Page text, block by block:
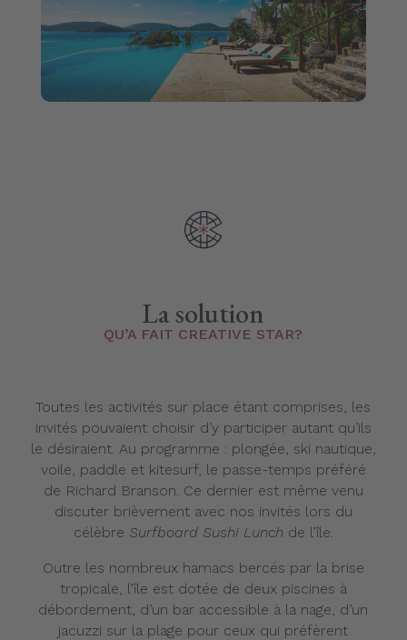
La solution
QU’A FAIT CREATIVE STAR?
Toutes les activités sur place étant comprises, les
invités pouvaient choisir d’y participer autant qu’ils
le désiraient. Au programme : plongée, ski nautique,
voile, paddle et kitesurf, le passe-temps préféré
de Richard Branson. Ce dernier est même venu
discuter brièvement avec nos invités lors du
célèbre Surfboard Sushi Lunch de l’île.
Outre les nombreux hamacs bercés par la brise
tropicale, l’île est dotée de deux piscines à
débordement, d’un bar accessible à la nage, d’un
jacuzzi sur la plage pour ceux qui préfèrent